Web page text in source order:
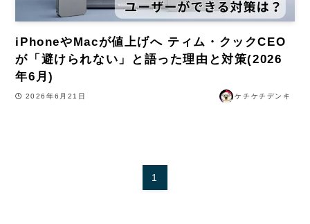
iPhoneやMacが値上げへ ティム・クックCEO
が「避けられない」と語った理由と対策(2026
年6月)
2026年6月21日 ケチケチデンキ
1